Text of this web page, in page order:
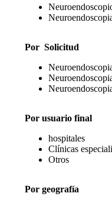
Por Solicitud
Por usuario final
hospitales
Clínicas
Otros
Por geografía